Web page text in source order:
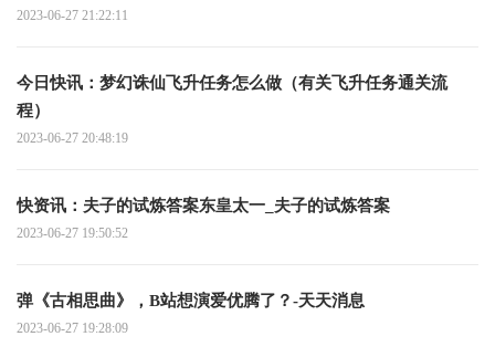
2023-06-27 21:22:11
今日快讯：梦幻诛仙飞升任务怎么做（有关飞升任务通关流
程）
2023-06-27 20:48:19
快资讯：夫子的试炼答案东皇太一_夫子的试炼答案
2023-06-27 19:50:52
弹《古相思曲》，B站想演爱优腾了？-天天消息
2023-06-27 19:28:09